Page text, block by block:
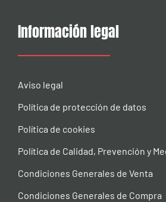
Información legal
Aviso legal
Política de protección de datos
Política de cookies
Política de Calidad, Prevención y
Condiciones Generales de Venta
Condiciones Generales de Compra